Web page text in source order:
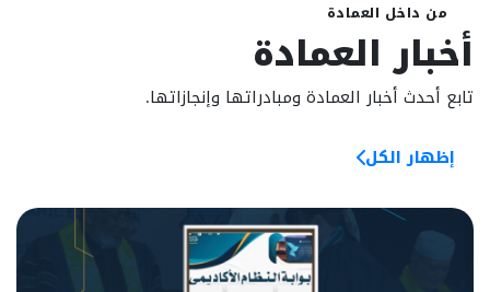
من داخل العمادة
أخبار العمادة
تابع أحدث أخبار العمادة ومبادراتها وإنجازاتها.
إظهار الكل